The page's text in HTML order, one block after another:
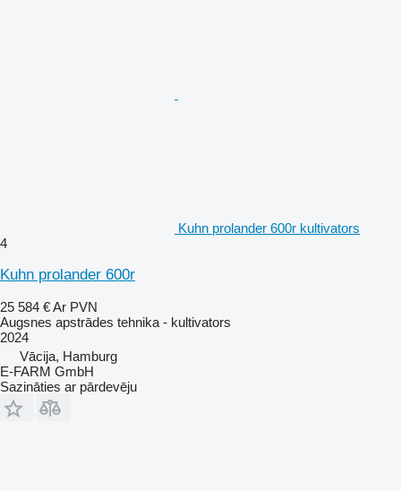
Kuhn prolander 600r kultivators
4
Kuhn prolander 600r
25 584 €Ar PVN
Augsnes apstrādes tehnika - kultivators
2024
Vācija, Hamburg
E-FARM GmbH
Sazināties ar pārdevēju